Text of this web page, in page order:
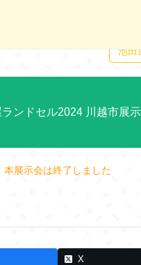
池田
ンドセル2024 川越市展
本展示会は終了しました
X